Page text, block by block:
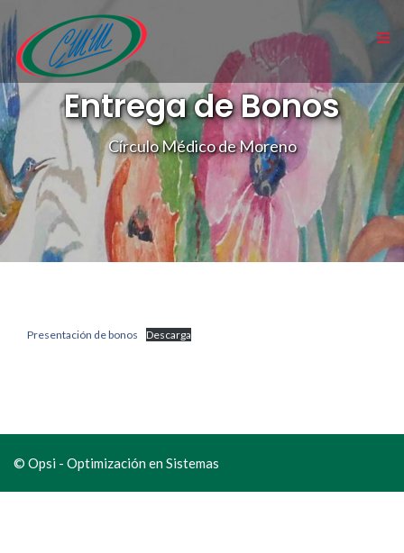
Entrega de Bonos
Círculo Médico de Moreno
Presentación de bonos Descarga
© Opsi - Optimización en Sistemas